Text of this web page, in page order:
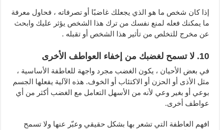
إذا كان شخص ما هو الذي يجعلك غاضبًا أو تصرفاته ، فحاول معرفة
ما يمكنك فعله لمنع نفسك من ترك هذا الشخص يؤثر عليك وابحث
عن مخرج للتخلص من تأثير هذا الشخص أو تقبله .
10. لا تسمح لغضبك من إخفاء العواطف الأخرى
في بعض الأحيان ، يكون الغضب مجرد واجهة للعاطفة الأساسية ،
مثل الأذى أو الحزن أو الاكتئاب أو الخوف. هذه الآلية يفعلها الجسم
بوعي أو بغير وعي لأنه من الأسهل التعامل مع الغضب أكثر من أي
عواطف أخرى.
افهم العاطفة التي تشعر بها بشكل حقيقي وعبّر عنها ولا تسمح